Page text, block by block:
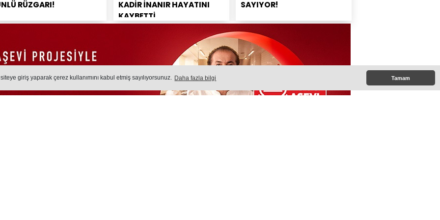
giriş yaparak çerez kullanımını kabul etmiş sayılıyorsunuz. Daha fazla bilgi Tamam
RÜZGARI!
KADİR İNANIR HAYATINI
KAYBETTİ
SAYIYOR!